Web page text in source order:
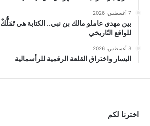
7 أغسطس، 2026
بين مهدي عاملو مالك بن نبي.. الكتابة هي تَمَلُّكٌ
للواقع التّاريخي
3 أغسطس، 2026
اليسار واختراق القلعة الرقمية للرأسمالية
اخترنا لكم